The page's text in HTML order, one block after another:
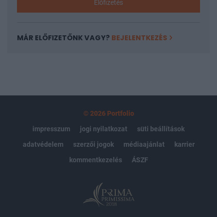
Előfizetés
MÁR ELŐFIZETŐNK VAGY? BEJELENTKEZÉS
© 2026 Portfolio
impresszum
jogi nyilatkozat
süti beállítások
adatvédelem
szerzői jogok médiaajánlat
karrier
kommentkezelés
ÁSZF